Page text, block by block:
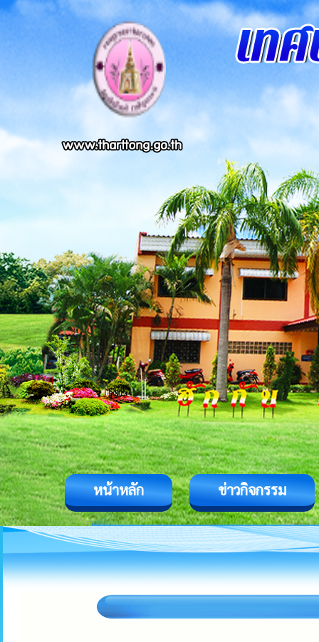
หน้าหลัก ข่าวกิจกรรม